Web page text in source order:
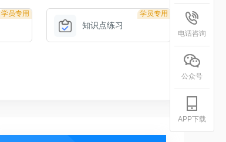
学员专用 学员专用
知识点练习
电话咨询
公众号
APP下载